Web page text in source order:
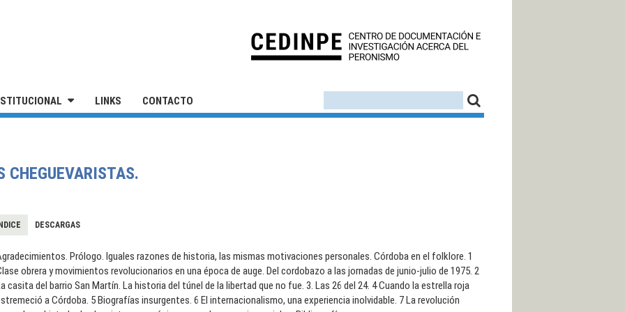
LINKS CONTACTO
CHEGUEVARISTAS.
DESCARGAS
Prólogo. Iguales razones de historia, las mismas motivaciones personales. Córdoba en el folklore. 1
obrera y movimientos revolucionarios en una época de auge. Del cordobazo a las jornadas de junio-julio de 1975. 2
casita del barrio San Martín. La historia del túnel de la libertad que no fue. 3. Las 26 del 24. 4 Cuando la estrella roja
a Córdoba. 5 Biografías insurgentes. 6 El internacionalismo, una experiencia inolvidable. 7 La revolución